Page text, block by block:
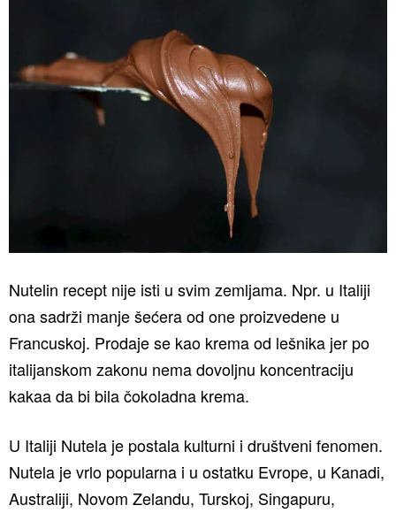
Nutelin recept nije isti u svim zemljama. Npr. u Italiji
ona sadrži manje šećera od one proizvedene u
Francuskoj. Prodaje se kao krema od lešnika jer po
italijanskom zakonu nema dovoljnu koncentraciju
kakaa da bi bila čokoladna krema.
U Italiji Nutela je postala kulturni i društveni fenomen.
Nutela je vrlo popularna i u ostatku Evrope, u Kanadi,
Australiji, Novom Zelandu, Turskoj, Singapuru,